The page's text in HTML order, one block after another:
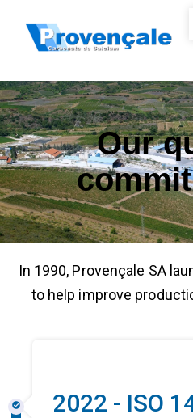
Our
In 1990, Provençale SA
to help improve
2022 - ISO